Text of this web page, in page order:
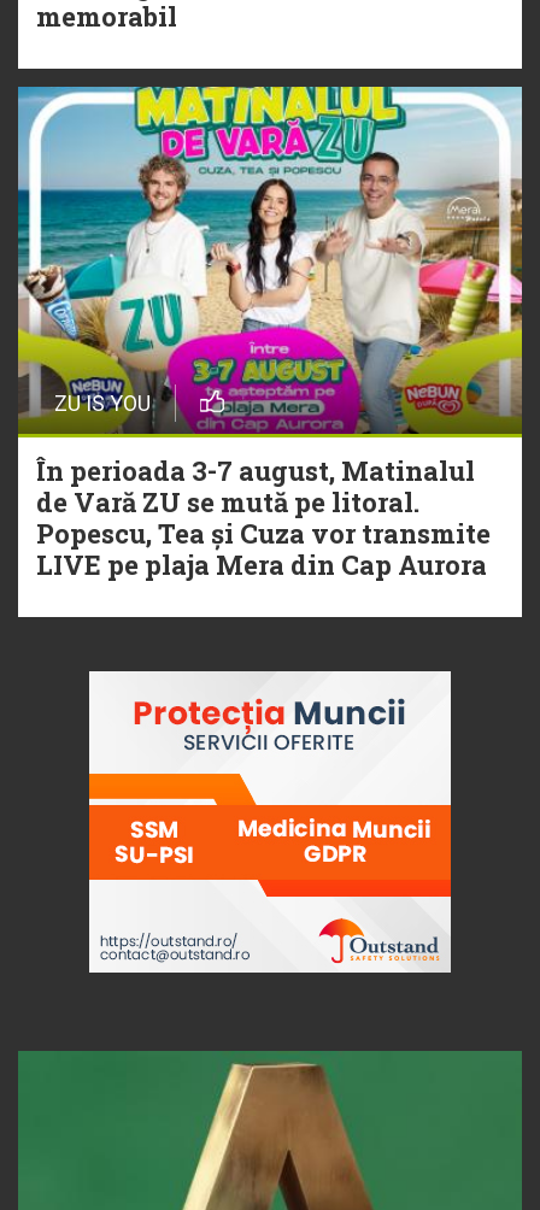
Torpedoul lui Morar: Theo Rose -
memorabil
ZU IS YOU
În perioada 3-7 august, Matinalul
de Vară ZU se mută pe litoral.
Popescu, Tea și Cuza vor transmite
LIVE pe plaja Mera din Cap Aurora